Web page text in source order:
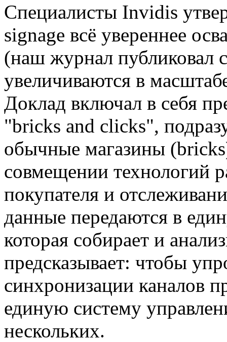
Специалисты Invidis
signage всё увереннее
(наш журнал публиковал
увеличиваются в
Доклад включал в себя
"bricks and clicks",
обычные магазины
совмещении технологий
покупателя и
данные передаются в
которая собирает и
предсказывает: чтобы
синхронизации каналов
единую систему
нескольких.